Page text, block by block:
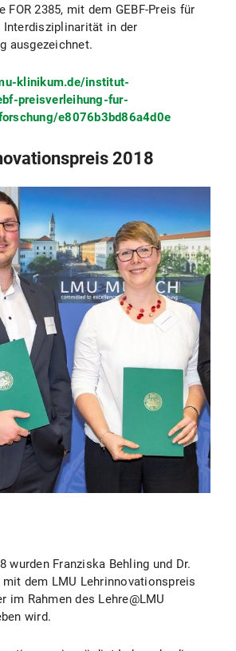
FOR 2385, mit dem GEBF-Preis für
Interdisziplinarität in der
ausgezeichnet.
klinikum.de/institut-
preisverleihung-fur-
e8076b3bd86a4d0e
2018
wurden Franziska Behling und Dr.
dem LMU Lehrinnovationspreis
im Rahmen des Lehre@LMU
wird.